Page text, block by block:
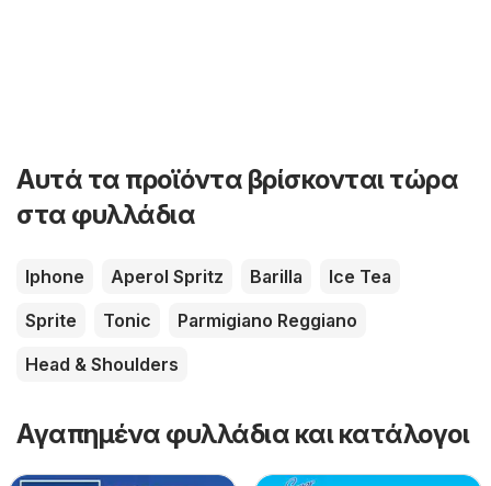
Αυτά τα προϊόντα βρίσκονται τώρα
στα φυλλάδια
Iphone Aperol Spritz Barilla
Ice Tea
Sprite
Tonic
Parmigiano Reggiano
Head & Shoulders
Αγαπημένα φυλλάδια και κατάλογοι